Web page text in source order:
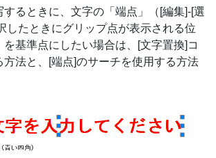
るときに、文字の「端点」（[編集]-[選
したときにグリップ点が表示される位
基準点にしたい場合は、[文字置換]コ
方法と、[端点]のサーチを使用する方法